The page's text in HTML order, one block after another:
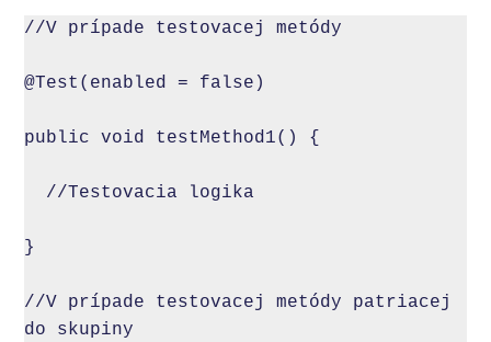
//V prípade testovacej metódy
@Test(enabled = false)
public void testMethod1() {
//Testovacia logika
}
//V prípade testovacej metódy patriacej
do skupiny